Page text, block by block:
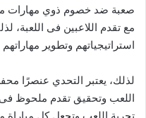
صعبة ضد خصوم ذوي مهارات
مع تقدم اللاعبين فى اللعبة،
استراتيجياتهم وتطوير مهاراتهم
لذلك، يعتبر التحدي عنصرًا
اللعب وتحقيق تقدم ملحوظ
تجربة اللعب وتجعل كل مباراة